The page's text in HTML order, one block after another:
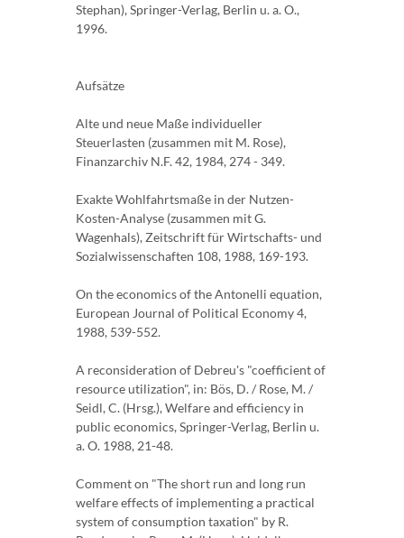
Stephan), Springer-Verlag, Berlin u. a. O.,
1996.
Aufsätze
Alte und neue Maße individueller
Steuerlasten (zusammen mit M. Rose),
Finanzarchiv N.F. 42, 1984, 274 - 349.
Exakte Wohlfahrtsmaße in der Nutzen-
Kosten-Analyse (zusammen mit G.
Wagenhals), Zeitschrift für Wirtschafts- und
Sozialwissenschaften 108, 1988, 169-193.
On the economics of the Antonelli equation,
European Journal of Political Economy 4,
1988, 539-552.
A reconsideration of Debreu's "coefficient of
resource utilization", in: Bös, D. / Rose, M. /
Seidl, C. (Hrsg.), Welfare and efficiency in
public economics, Springer-Verlag, Berlin u.
a. O. 1988, 21-48.
Comment on "The short run and long run
welfare effects of implementing a practical
system of consumption taxation" by R.